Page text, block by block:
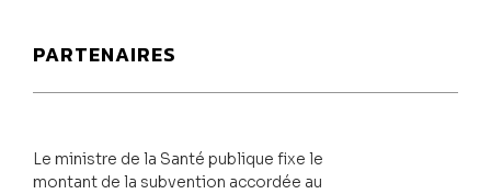
PARTENAIRES
Le ministre de la Santé publique fixe le
montant de la subvention accordée au